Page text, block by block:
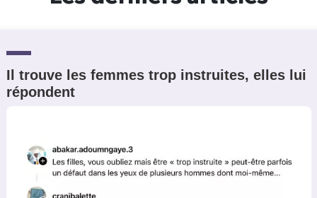
Il trouve les femmes trop instruites, elles lui
répondent